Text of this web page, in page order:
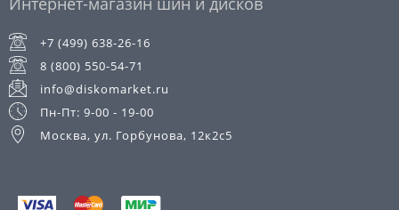
+7 (499) 638-26-16
8 (800) 550-54-71
info@diskomarket.ru
Пн-Пт: 9-00 - 19-00
Москва, ул. Горбунова, 12к2с5